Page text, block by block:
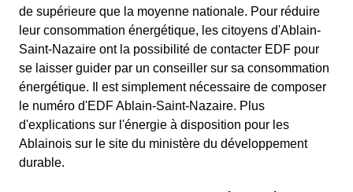
de supérieure que la moyenne nationale. Pour réduire
leur consommation énergétique, les citoyens d'Ablain-
Saint-Nazaire ont la possibilité de contacter EDF pour
se laisser guider par un conseiller sur sa consommation
énergétique. Il est simplement nécessaire de composer
le numéro d'EDF Ablain-Saint-Nazaire. Plus
d'explications sur l'énergie à disposition pour les
Ablainois sur le site du ministère du développement
durable.